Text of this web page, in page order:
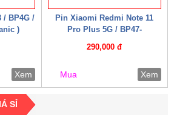
/ BP4G /
)
Xem
Pin Xiaomi Redmi Note 11
Pro Plus 5G / BP47-
290,000 đ
Mua Xem
SỈ